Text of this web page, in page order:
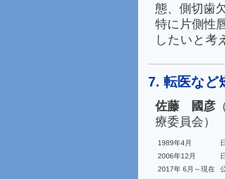
態、側切歯
特に片側性
したいと考
7. 転医など
佐藤 國彦
療委員会）
1989年4月
2006年12月
2017年 6月～現在